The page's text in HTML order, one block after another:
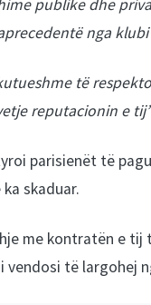
publike dhe
nga
të
reputacionin e tij”
parisienët të
skaduar.
me kontratën e tij
të largohej